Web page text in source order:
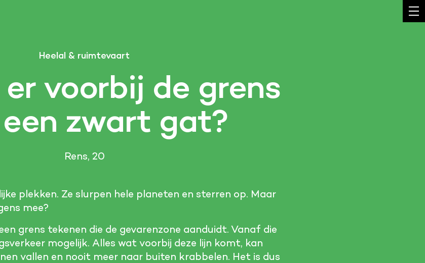
Heelal & ruimtevaart
voorbij de grens
zwart gat?
Rens, 20
plekken. Ze slurpen hele planeten en sterren op. Maar
mee?
grens tekenen die de gevarenzone aanduidt. Vanaf die
mogelijk. Alles wat voorbij deze lijn komt, kan
vallen en nooit meer naar buiten krabbelen. Het is dus